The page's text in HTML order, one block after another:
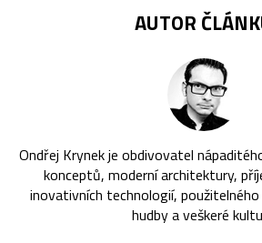
AUTOR
Ondřej Krynek je obdivovatel
konceptů, moderní architektury,
inovativních technologií,
hudby a veškeré